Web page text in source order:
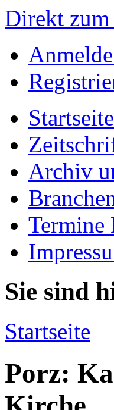
Direkt
Startseite
Archiv
Termine
Sie sind
Startseite
Porz: